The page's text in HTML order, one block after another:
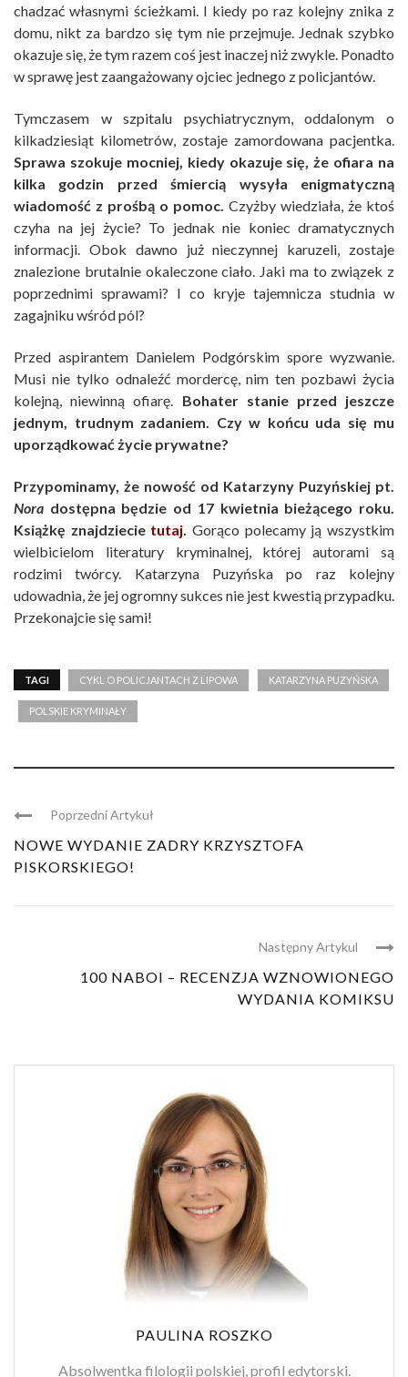
chadzać własnymi ścieżkami. I kiedy po raz kolejny znika z
domu, nikt za bardzo się tym nie przejmuje. Jednak szybko
okazuje się, że tym razem coś jest inaczej niż zwykle. Ponadto
w sprawę jest zaangażowany ojciec jednego z policjantów.
Tymczasem w szpitalu psychiatrycznym, oddalonym o
kilkadziesiąt kilometrów, zostaje zamordowana pacjentka.
Sprawa szokuje mocniej, kiedy okazuje się, że ofiara na
kilka godzin przed śmiercią wysyła enigmatyczną
wiadomość z prośbą o pomoc. Czyżby wiedziała, że ktoś
czyha na jej życie? To jednak nie koniec dramatycznych
informacji. Obok dawno już nieczynnej karuzeli, zostaje
znalezione brutalnie okaleczone ciało. Jaki ma to związek z
poprzednimi sprawami? I co kryje tajemnicza studnia w
zagajniku wśród pól?
Przed aspirantem Danielem Podgórskim spore wyzwanie.
Musi nie tylko odnaleźć mordercę, nim ten pozbawi życia
kolejną, niewinną ofiarę. Bohater stanie przed jeszcze
jednym, trudnym zadaniem. Czy w końcu uda się mu
uporządkować życie prywatne?
Przypominamy, że nowość od Katarzyny Puzyńskiej pt.
Nora dostępna będzie od 17 kwietnia bieżącego roku.
Książkę znajdziecie tutaj. Gorąco polecamy ją wszystkim
wielbicielom literatury kryminalnej, której autorami są
rodzimi twórcy. Katarzyna Puzyńska po raz kolejny
udowadnia, że jej ogromny sukces nie jest kwestią przypadku.
Przekonajcie się sami!
TAGI CYKL O POLICJANTACH Z LIPOWA KATARZYNA PUZYŃSKA
POLSKIE KRYMINAŁY
Poprzedni Artykuł
NOWE WYDANIE ZADRY KRZYSZTOFA
PISKORSKIEGO!
Następny Artykul
100 NABOI – RECENZJA WZNOWIONEGO
WYDANIA KOMIKSU
PAULINA ROSZKO
Absolwentka filologii polskiej, profil edytorski.